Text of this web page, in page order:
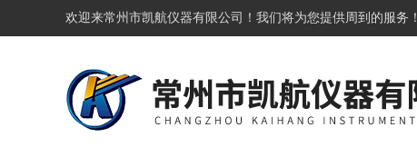
欢迎来常州市凯航仪器有限公司！我们将为您提供周到的服务！